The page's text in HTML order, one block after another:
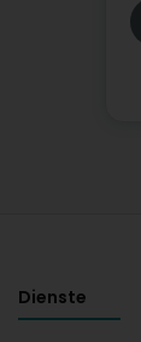
Dienste